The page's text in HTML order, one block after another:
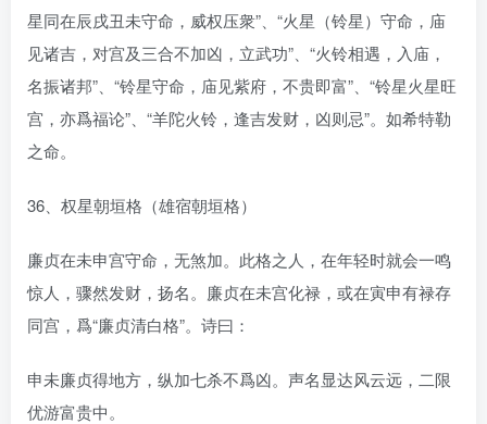
星同在辰戌丑未守命，威权压衆”、“火星（铃星）守命，庙
见诸吉，对宫及三合不加凶，立武功”、“火铃相遇，入庙，
名振诸邦”、“铃星守命，庙见紫府，不贵即富”、“铃星火星旺
宫，亦爲福论”、“羊陀火铃，逢吉发财，凶则忌”。如希特勒
之命。
36、权星朝垣格（雄宿朝垣格）
廉贞在未申宫守命，无煞加。此格之人，在年轻时就会一鸣
惊人，骤然发财，扬名。廉贞在未宫化禄，或在寅申有禄存
同宫，爲“廉贞清白格”。诗曰：
申未廉贞得地方，纵加七杀不爲凶。声名显达风云远，二限
优游富贵中。